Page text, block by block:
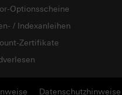
Optionsscheine
/ Indexanleihen
Zertifikate
Datenschutzhinweise